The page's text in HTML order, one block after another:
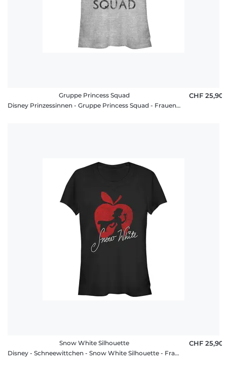
Gruppe Princess Squad
Disney Prinzessinnen - Gruppe Princess Squad - Frauen T-Shirt
CHF 25,90
Snow White Silhouette
Disney - Schneewittchen - Snow White Silhouette - Frauen T-Shirt
CHF 25,90